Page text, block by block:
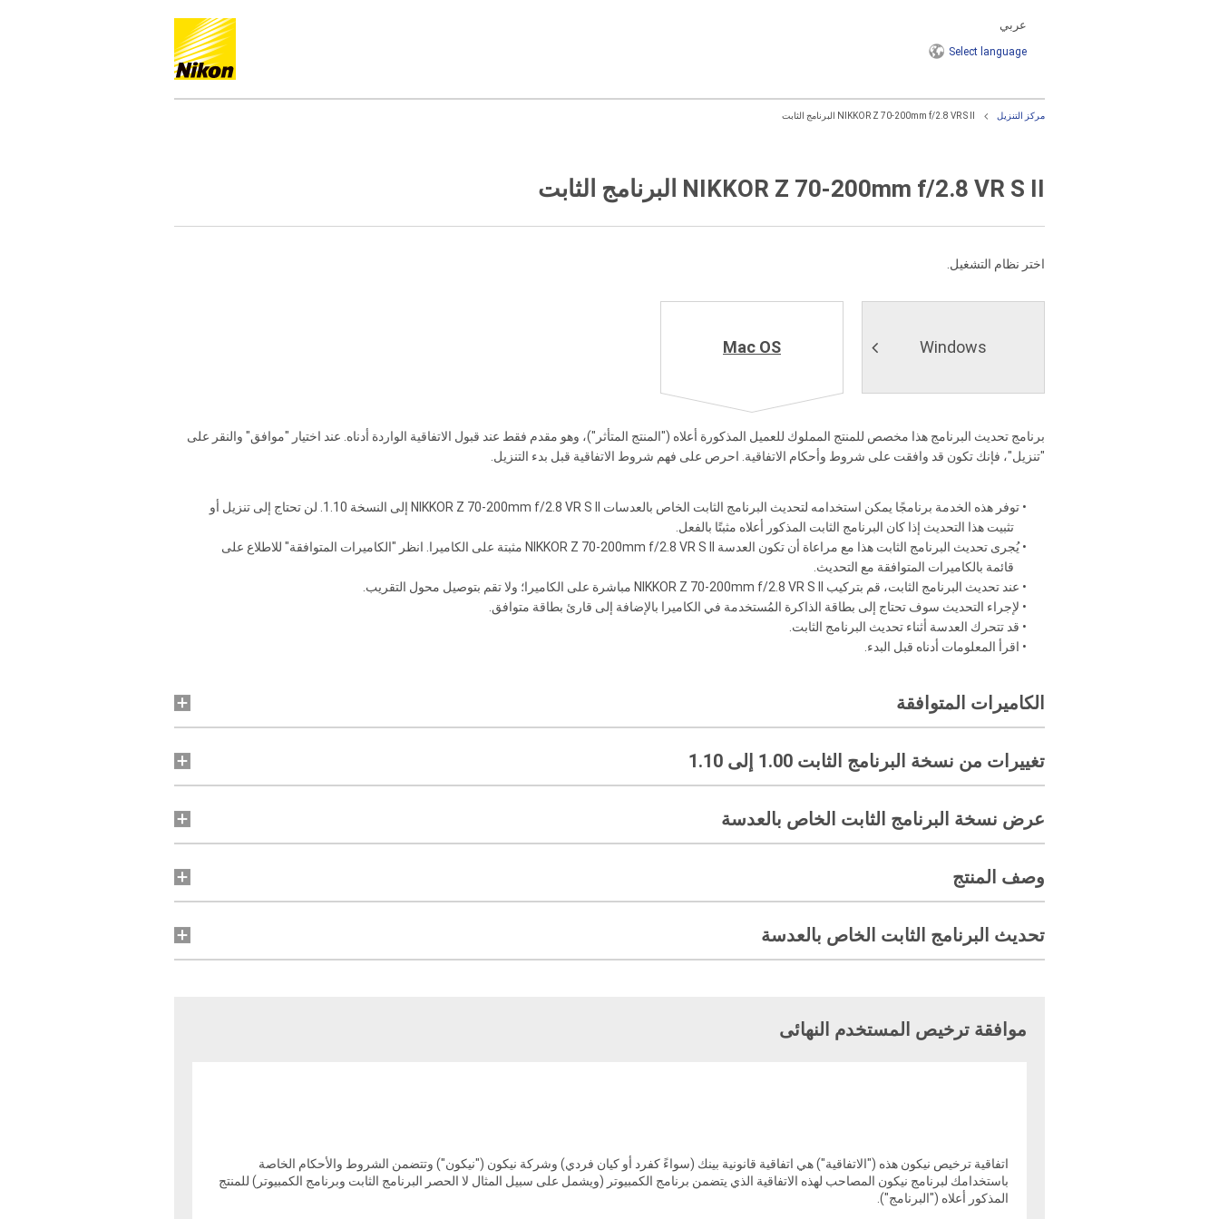
عربي
Select language
مركز التنزيل NIKKOR Z 70-200mm f/2.8 VR S II البرنامج الثابت
NIKKOR Z 70-200mm f/2.8 VR S II البرنامج الثابت
اختر نظام التشغيل.
Windows
Mac OS
برنامج تحديث البرنامج هذا مخصص للمنتج المملوك للعميل المذكورة أعلاه ("المنتج المتأثر")، وهو مقدم فقط عند قبول الاتفاقية الواردة أدناه. عند اختيار "موافق" والنقر على
"تنزيل"، فإنك تكون قد وافقت على شروط وأحكام الاتفاقية. احرص على فهم شروط الاتفاقية قبل بدء التنزيل.
• توفر هذه الخدمة برنامجًا يمكن استخدامه لتحديث البرنامج الثابت الخاص بالعدسات NIKKOR Z 70-200mm f/2.8 VR S II
إلى النسخة 1.10. لن تحتاج إلى تنزيل أو
تثبيت هذا التحديث إذا كان البرنامج الثابت المذكور أعلاه مثبتًا بالفعل.
• يُجرى تحديث البرنامج الثابت هذا مع مراعاة أن تكون العدسة
NIKKOR Z 70-200mm f/2.8 VR S II مثبتة على الكاميرا. انظر "الكاميرات المتوافقة" للاطلاع على
قائمة بالكاميرات المتوافقة مع التحديث.
• عند تحديث البرنامج الثابت، قم بتركيب
NIKKOR Z 70-200mm f/2.8 VR S II مباشرة على الكاميرا؛ ولا تقم بتوصيل محول التقريب.
• لإجراء التحديث سوف تحتاج إلى بطاقة الذاكرة المُستخدمة في الكاميرا بالإضافة إلى قارئ بطاقة متوافق.
• قد تتحرك العدسة أثناء تحديث البرنامج الثابت.
• اقرأ المعلومات أدناه قبل البدء.
الكاميرات المتوافقة
تغييرات من نسخة البرنامج الثابت 1.00 إلى 1.10
عرض نسخة البرنامج الثابت الخاص بالعدسة
وصف المنتج
تحديث البرنامج الثابت الخاص بالعدسة
موافقة ترخيص المستخدم النهائى
اتفاقية ترخيص نيكون هذه ("الاتفاقية") هي اتفاقية قانونية بينك (سواءً كفرد أو كيان فردي) وشركة نيكون ("نيكون") وتتضمن الشروط والأحكام الخاصة
باستخدامك لبرنامج نيكون المصاحب لهذه الاتفاقية الذي يتضمن برنامج الكمبيوتر (ويشمل على سبيل المثال لا الحصر البرنامج الثابت وبرنامج الكمبيوتر) للمنتج
المذكور أعلاه ("البرنامج").